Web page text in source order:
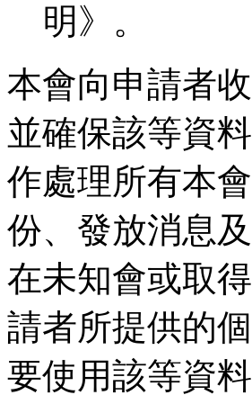
明》。
本會向申請者
並確保該等資
作處理所有本
份、發放消息
在未知會或取
請者所提供的
要使用該等資